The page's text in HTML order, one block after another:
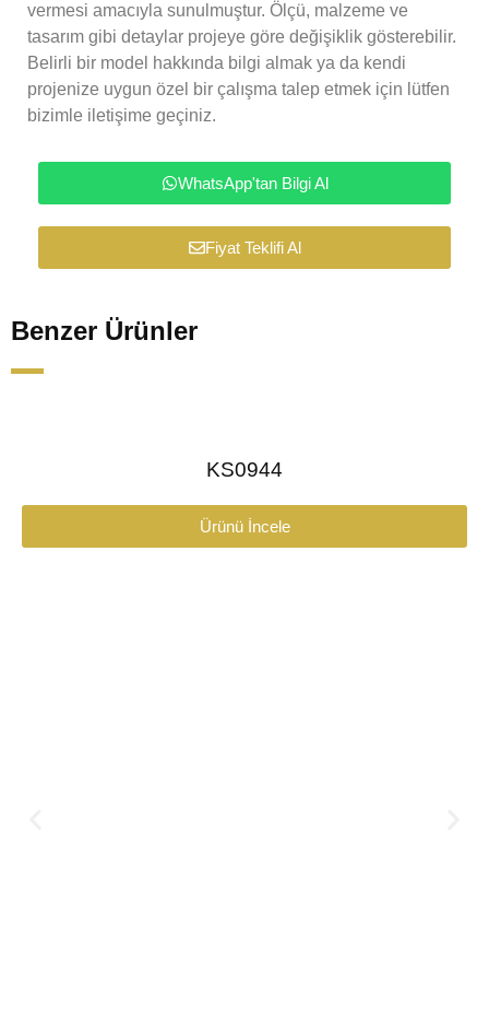
vermesi amacıyla sunulmuştur. Ölçü, malzeme ve
tasarım gibi detaylar projeye göre değişiklik gösterebilir.
Belirli bir model hakkında bilgi almak ya da kendi
projenize uygun özel bir çalışma talep etmek için lütfen
bizimle iletişime geçiniz.
WhatsApp'tan Bilgi Al
Fiyat Teklifi Al
Benzer Ürünler
KS0944
Ürünü İncele